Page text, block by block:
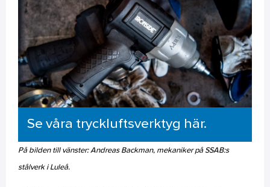
Se våra tryckluftsverktyg här.
På bilden till vänster: Andreas Backman, mekaniker på SSAB:s
stålverk i Luleå.